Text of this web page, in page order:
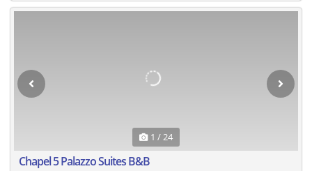
1 / 24
Chapel 5 Palazzo Suites B&B